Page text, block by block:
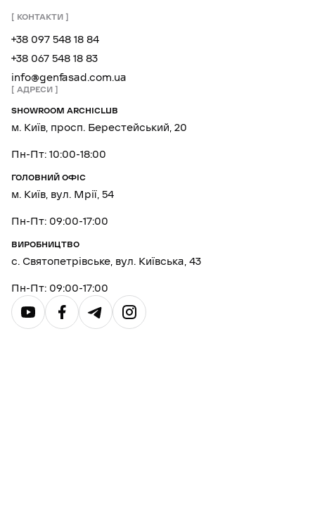
КОНТАКТИ
+38 097 548 18 84
+38 067 548 18 83
info@genfasad.com.ua
АДРЕСИ
SHOWROOM ARCHICLUB
м. Київ, просп. Берестейський, 20
Пн-Пт: 10:00-18:00
ГОЛОВНИЙ ОФІС
м. Київ, вул. Мрії, 54
Пн-Пт: 09:00-17:00
ВИРОБНИЦТВО
с. Святопетрівське, вул. Київська, 43
Пн-Пт: 09:00-17:00